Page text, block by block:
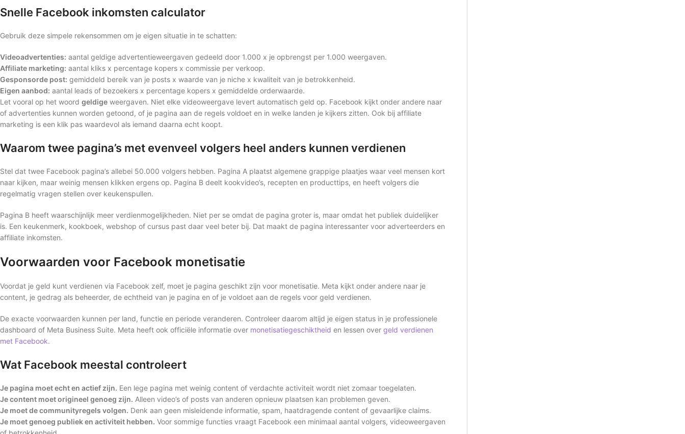
Snelle Facebook inkomsten calculator
Gebruik deze simpele rekensommen om je eigen situatie in te schatten:
Videoadvertenties: aantal geldige advertentieweergaven gedeeld door 1.000 x je opbrengst per 1.000 weergaven.
Affiliate marketing: aantal kliks x percentage kopers x commissie per verkoop.
Gesponsorde post: gemiddeld bereik van je posts x waarde van je niche x kwaliteit van je betrokkenheid.
Eigen aanbod: aantal leads of bezoekers x percentage kopers x gemiddelde orderwaarde.
Let vooral op het woord geldige weergaven. Niet elke videoweergave levert automatisch geld op. Facebook kijkt onder andere naar
of advertenties kunnen worden getoond, of je pagina aan de regels voldoet en in welke landen je kijkers zitten. Ook bij affiliate
marketing is een klik pas waardevol als iemand daarna echt koopt.
Waarom twee pagina’s met evenveel volgers heel anders kunnen verdienen
Stel dat twee Facebook pagina’s allebei 50.000 volgers hebben. Pagina A plaatst algemene grappige plaatjes waar veel mensen kort
naar kijken, maar weinig mensen klikken ergens op. Pagina B deelt kookvideo’s, recepten en producttips, en heeft volgers die
regelmatig vragen stellen over keukenspullen.
Pagina B heeft waarschijnlijk meer verdienmogelijkheden. Niet per se omdat de pagina groter is, maar omdat het publiek duidelijker
is. Een keukenmerk, kookboek, webshop of cursus past daar veel beter bij. Dat maakt de pagina interessanter voor adverteerders en
affiliate inkomsten.
Voorwaarden voor Facebook monetisatie
Voordat je geld kunt verdienen via Facebook zelf, moet je pagina geschikt zijn voor monetisatie. Meta kijkt onder andere naar je
content, je gedrag als beheerder, de echtheid van je pagina en of je voldoet aan de regels voor geld verdienen.
De exacte voorwaarden kunnen per land, functie en periode veranderen. Controleer daarom altijd je eigen status in je professionele
dashboard of Meta Business Suite. Meta heeft ook officiële informatie over monetisatiegeschiktheid en lessen over geld verdienen
met Facebook.
Wat Facebook meestal controleert
Je pagina moet echt en actief zijn. Een lege pagina met weinig content of verdachte activiteit wordt niet zomaar toegelaten.
Je content moet origineel genoeg zijn. Alleen video’s of posts van anderen opnieuw plaatsen kan problemen geven.
Je moet de communityregels volgen. Denk aan geen misleidende informatie, spam, haatdragende content of gevaarlijke claims.
Je moet genoeg publiek en activiteit hebben. Voor sommige functies vraagt Facebook een minimaal aantal volgers, videoweergaven